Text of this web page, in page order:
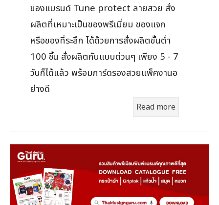
ของแบรนด์ Tune protect ลายสวย สั่ง
ผลิตที่เหมาะเป็นของพรีเมี่ยม ของแจก
หรือของที่ระลึก ได้ด้วยการสั่งผลิตขั้นต่ำ
100 ชิ้น สั่งผลิตกันแบบด่วนๆ เพียง 5 - 7
วันก็ได้แล้ว พร้อมการ์ดรองสวยแพ็คงานอ
ย่างดี
Read more